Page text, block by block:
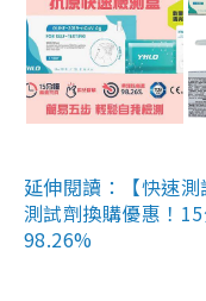
延伸閱讀：【快速
測試劑換購優惠！
98.26%